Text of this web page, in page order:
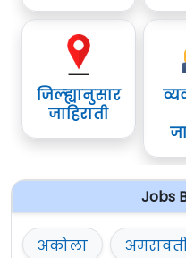
जिल्ह्यानुसार
जाहिराती
Jobs
अकोला